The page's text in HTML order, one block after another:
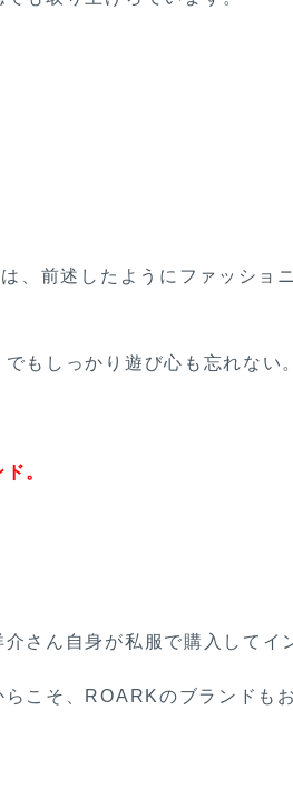
、前述したようにファッショ
もしっかり遊び心も忘れない。
。
さん自身が私服で購入してイ
こそ、ROARKのブランドも